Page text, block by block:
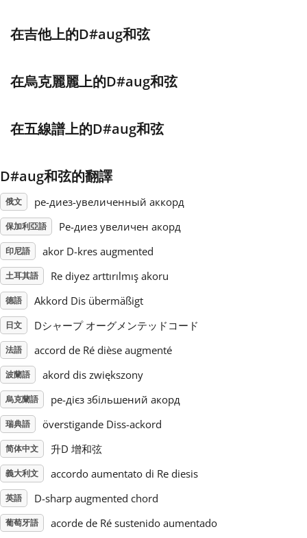
हिन्दी
Italiano
日本語
Polski
Русский
Svenska
Tiếng Việt
Українська
简体中文
繁體中文
在吉他上的D#aug和弦
在烏克麗麗上的D#aug和弦
在五線譜上的D#aug和弦
D#aug和弦的翻譯
俄文 ре-диез-увеличенный аккорд
保加利亞語 Ре-диез увеличен акорд
印尼語 akor D-kres augmented
土耳其語 Re diyez arttırılmış akoru
德語 Akkord Dis übermäßigt
日文 Dシャープ オーグメンテッドコード
法語 accord de Ré dièse augmenté
波蘭語 akord dis zwiększony
烏克蘭語 ре-дієз збільшений акорд
瑞典語 överstigande Diss-ackord
简体中文 升D 增和弦
義大利文 accordo aumentato di Re diesis
英語 D-sharp augmented chord
葡萄牙語 acorde de Ré sustenido aumentado